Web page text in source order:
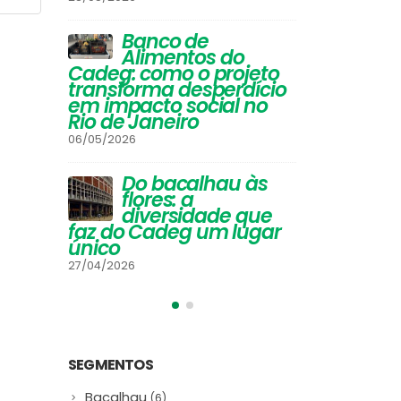
do Cadeg traz
opções para os
adultos se aquecerem
na estação mais gelada
do ano e um arraiá para
a criançada
30/06/2025
#NamoradosnoCadeg
Deu Match
16/06/2025
SEGMENTOS
Bacalhau (6)